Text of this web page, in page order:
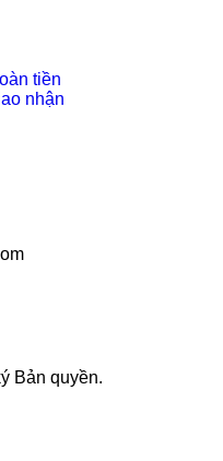
tiền
nhận
Bản quyền.